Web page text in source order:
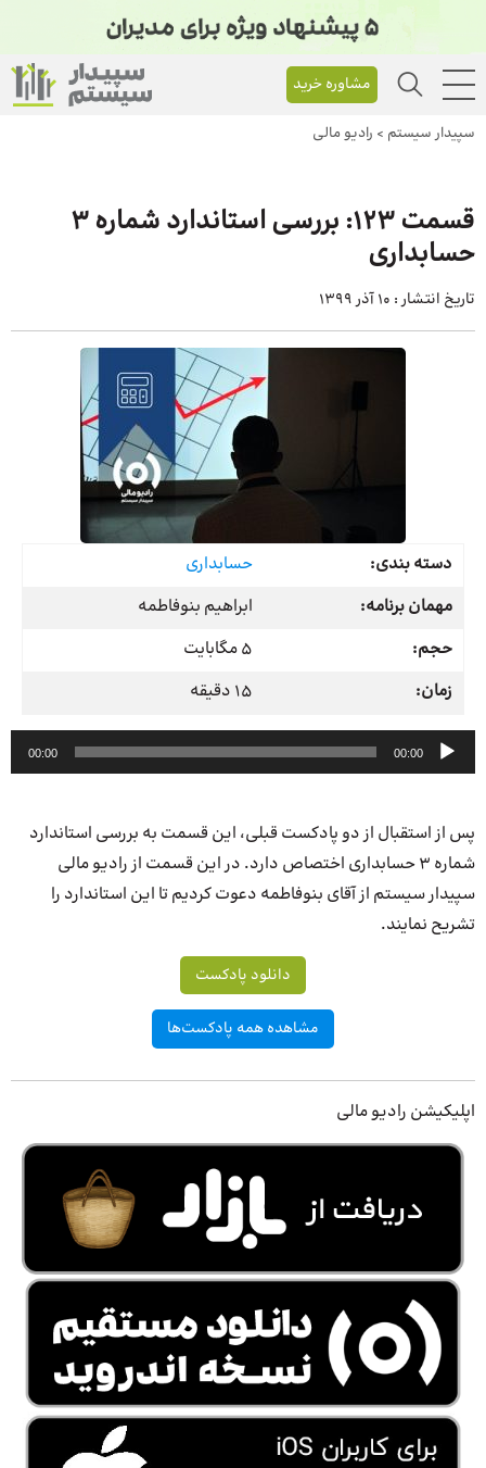
مشاوره خرید
سپیدار سیستم > رادیو مالی
قسمت 123: بررسی استاندارد شماره 3
حسابداری
تاریخ انتشار : 10 آذر 1399
دسته بندی:
حسابداری
مهمان برنامه:
ابراهیم بنوفاطمه
حجم:
5 مگابایت
زمان:
15 دقیقه
پخش‌کننده
صوت
00:00
00:00
پس از استقبال از دو پادکست قبلی، این قسمت به بررسی استاندارد
شماره 3 حسابداری اختصاص دارد. در این قسمت از رادیو مالی
سپیدار سیستم از آقای بنوفاطمه دعوت کردیم تا این استاندارد را
تشریح نمایند.
دانلود پادکست
مشاهده همه پادکست‌ها
اپلیکیشن رادیو مالی